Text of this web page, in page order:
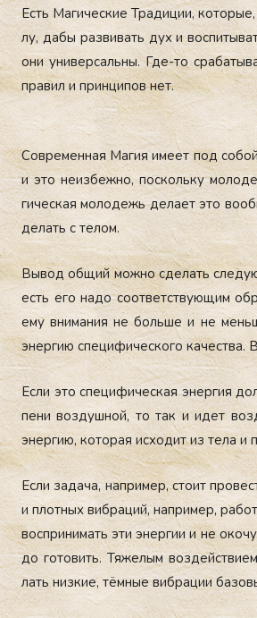
Есть Ма­гичес­кие Тра­диции,
лу, да­бы раз­ви­вать дух и
они уни­вер­саль­ны. Где-то
пра­вил и прин­ци­пов нет.
Сов­ре­мен­ная Ма­гия име­ет под
и это не­из­бежно, пос­коль­ку
гичес­кая мо­лодежь де­ла­ет это
де­лать с те­лом.
Вы­вод об­щий мож­но сде­лать
есть его на­до со­от­ветс­тву­ющим
ему вни­мания не боль­ше и не
энер­гию спе­цифи­чес­ко­го ка­чес­тва.
Ес­ли это спе­цифи­чес­кая энер­гия
пени воз­душной, то так и идет
энер­гию, ко­торая ис­хо­дит из те­ла и
Ес­ли за­дача, нап­ри­мер, сто­ит
и плот­ных виб­ра­ций, нап­ри­мер,
вос­при­нимать эти энер­гии и не
до го­товить. Тя­желым
лать низ­кие, тём­ные виб­ра­ции